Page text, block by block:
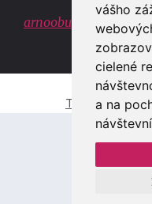
vášho
cielené
a na
arnoobuv@gmail.com
Tvorba e-